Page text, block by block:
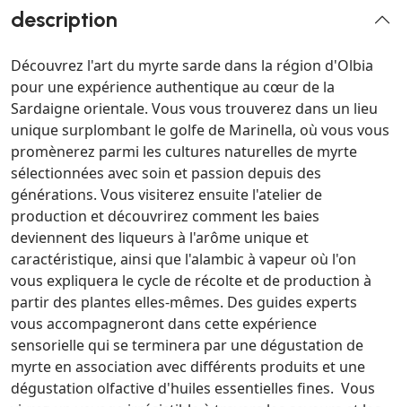
description
Découvrez l'art du myrte sarde dans la région d'Olbia
pour une expérience authentique au cœur de la
Sardaigne orientale. Vous vous trouverez dans un lieu
unique surplombant le golfe de Marinella, où vous vous
promènerez parmi les cultures naturelles de myrte
sélectionnées avec soin et passion depuis des
générations. Vous visiterez ensuite l'atelier de
production et découvrirez comment les baies
deviennent des liqueurs à l'arôme unique et
caractéristique, ainsi que l'alambic à vapeur où l'on
vous expliquera le cycle de récolte et de production à
partir des plantes elles-mêmes. Des guides experts
vous accompagneront dans cette expérience
sensorielle qui se terminera par une dégustation de
myrte en association avec différents produits et une
dégustation olfactive d'huiles essentielles fines. Vous